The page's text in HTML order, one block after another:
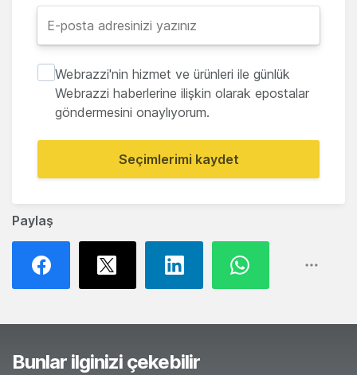
Paylaş
Webrazzi'nin hizmet ve ürünleri ile günlük
Webrazzi haberlerine ilişkin olarak epostalar
göndermesini onaylıyorum.
Seçimlerimi kaydet
Bunlar ilginizi çekebilir